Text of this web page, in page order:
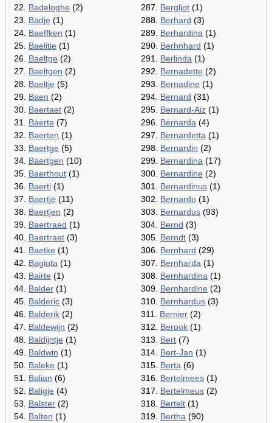
22. Badeloghe (2)
23. Badje (1)
24. Baeffken (1)
25. Baelitie (1)
26. Baeltge (2)
27. Baeltgen (2)
28. Baeltje (5)
29. Baen (2)
30. Baertaet (2)
31. Baerte (7)
32. Baerten (1)
33. Baertge (5)
34. Baertgen (10)
35. Baerthout (1)
36. Baerti (1)
37. Baertje (11)
38. Baertjen (2)
39. Baertraed (1)
40. Baertraet (3)
41. Baetke (1)
42. Bagiota (1)
43. Bairte (1)
44. Balder (1)
45. Balderic (3)
46. Balderik (2)
47. Baldewijn (2)
48. Baldijntje (1)
49. Baldwin (1)
50. Baleke (1)
51. Balian (6)
52. Baligje (4)
53. Balster (2)
54. Balten (1)
287. Bergljot (1)
288. Berhard (3)
289. Berhardina (1)
290. Berhnhard (1)
291. Berlinda (1)
292. Bernadette (2)
293. Bernadine (1)
294. Bernard (31)
295. Bernard-Aiz (1)
296. Bernarda (4)
297. Bernardetta (1)
298. Bernardin (2)
299. Bernardina (17)
300. Bernardine (2)
301. Bernardinus (1)
302. Bernardo (1)
303. Bernardus (93)
304. Bernd (3)
305. Berndt (3)
306. Bernhard (29)
307. Bernharda (1)
308. Bernhardina (1)
309. Bernhardine (2)
310. Bernhardus (3)
311. Bernier (2)
312. Berook (1)
313. Bert (7)
314. Bert-Jan (1)
315. Berta (6)
316. Bertelmees (1)
317. Bertelmeus (2)
318. Bertelt (1)
319. Bertha (90)